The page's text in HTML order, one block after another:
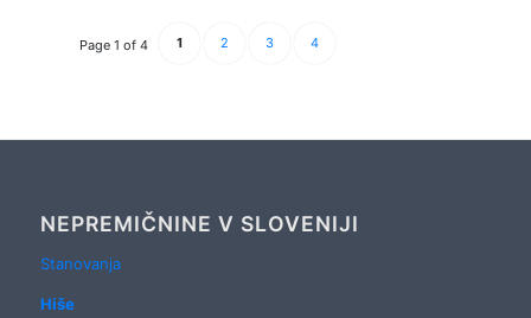
Page 1 of 4 1 2 3 4
NEPREMIČNINE V SLOVENIJI
Stanovanja
Hiše